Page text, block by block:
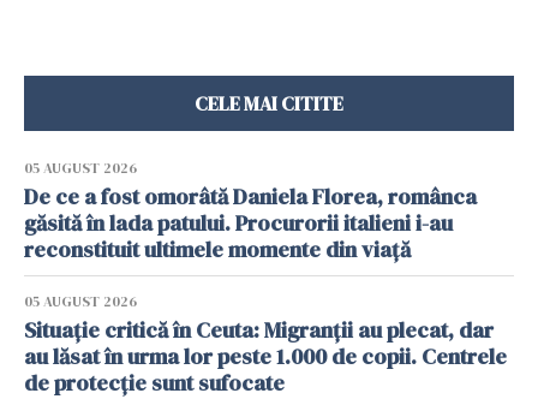
CELE MAI CITITE
05 AUGUST 2026
De ce a fost omorâtă Daniela Florea, românca
găsită în lada patului. Procurorii italieni i-au
reconstituit ultimele momente din viață
05 AUGUST 2026
Situație critică în Ceuta: Migranții au plecat, dar
au lăsat în urma lor peste 1.000 de copii. Centrele
de protecție sunt sufocate